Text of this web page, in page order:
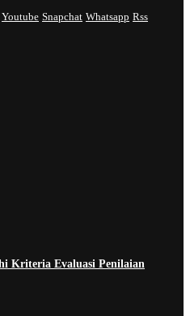
Youtube Snapchat Whatsapp Rss
Kriteria Evaluasi Penilaian